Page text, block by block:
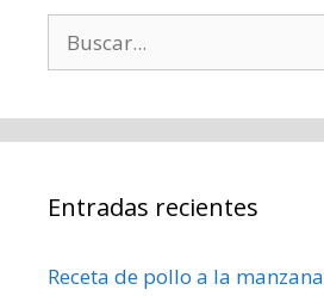
Entradas recientes
Receta de pollo a la manzana